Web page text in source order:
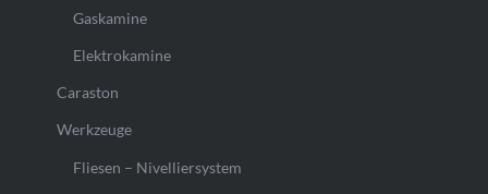
Gaskamine
Elektrokamine
Caraston
Werkzeuge
Fliesen – Nivelliersystem